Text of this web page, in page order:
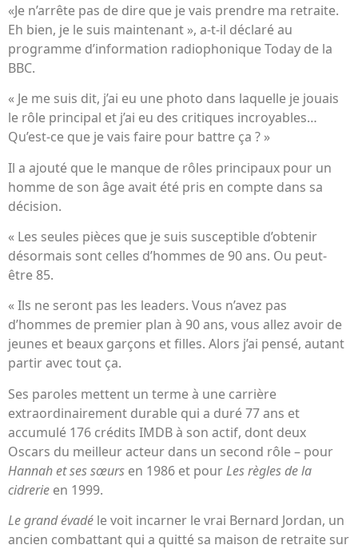
«Je n’arrête pas de dire que je vais prendre ma retraite.
Eh bien, je le suis maintenant », a-t-il déclaré au
programme d’information radiophonique Today de la
BBC.
« Je me suis dit, j’ai eu une photo dans laquelle je jouais
le rôle principal et j’ai eu des critiques incroyables…
Qu’est-ce que je vais faire pour battre ça ? »
Il a ajouté que le manque de rôles principaux pour un
homme de son âge avait été pris en compte dans sa
décision.
« Les seules pièces que je suis susceptible d’obtenir
désormais sont celles d’hommes de 90 ans. Ou peut-
être 85.
« Ils ne seront pas les leaders. Vous n’avez pas
d’hommes de premier plan à 90 ans, vous allez avoir de
jeunes et beaux garçons et filles. Alors j’ai pensé, autant
partir avec tout ça.
Ses paroles mettent un terme à une carrière
extraordinairement durable qui a duré 77 ans et
accumulé 176 crédits IMDB à son actif, dont deux
Oscars du meilleur acteur dans un second rôle – pour
Hannah et ses sœurs en 1986 et pourLes règles de la
cidrerie en 1999.
Le grand évadé le voit incarner le vrai Bernard Jordan, un
ancien combattant qui a quitté sa maison de retraite sur